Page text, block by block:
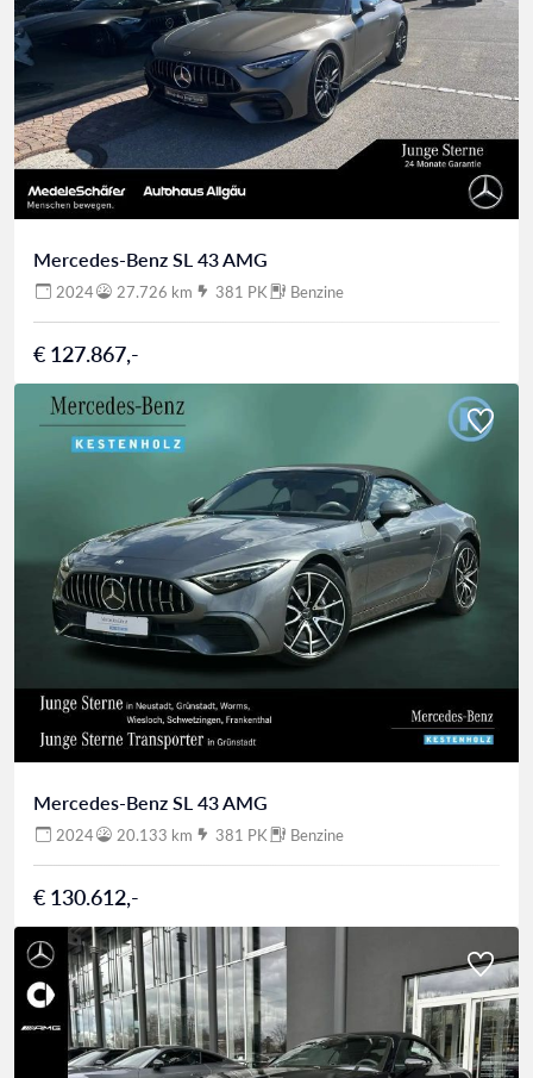
Mercedes-Benz SL 43 AMG
2024 27.726 km 381 PK Benzine
€ 127.867,-
Mercedes-Benz SL 43 AMG
2024 20.133 km 381 PK Benzine
€ 130.612,-